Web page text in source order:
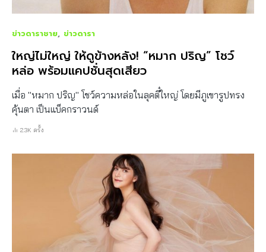
ข่าวดาราชาย ข่าวดารา
ใหญ่ไม่ใหญ่ ให้ดูข้างหลัง! “หมาก ปริญ” โชว์
หล่อ พร้อมแคปชั่นสุดเสียว
เมื่อ "หมาก ปริญ" โชว์ความหล่อในลุคตี๋ใหญ่ โดยมีภูเขารูปทรง
คุ้นตา เป็นแบ็คกราวนด์
2.3K ครั้ง